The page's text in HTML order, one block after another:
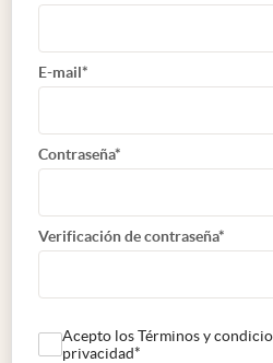
E-mail*
Contraseña*
Verificación de contraseña*
Acepto los Términos y
privacidad*